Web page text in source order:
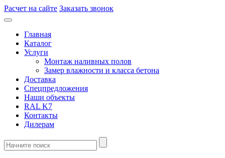
Расчет на сайте Заказать звонок
Главная
Каталог
Услуги
Монтаж наливных полов
Замер влажности и класса бетона
Доставка
Спецпредложения
Наши объекты
RAL K7
Контакты
Дилерам